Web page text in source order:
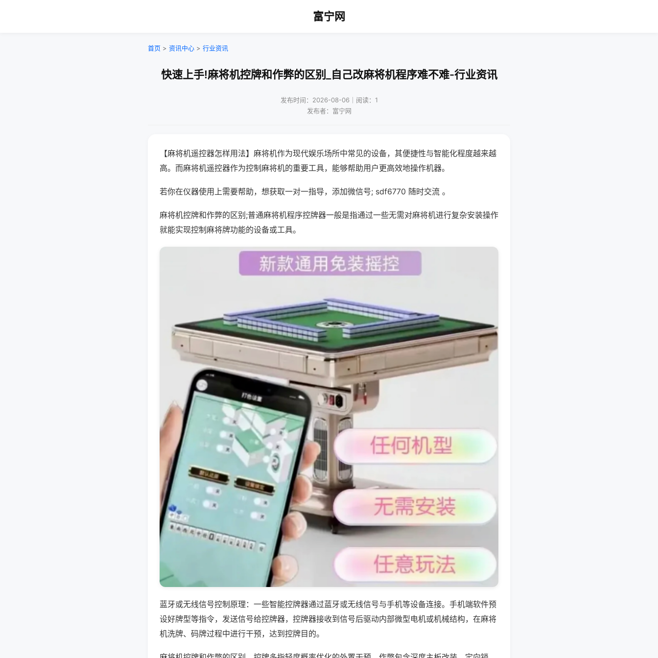
富宁网
首页 > 资讯中心 > 行业资讯
快速上手!麻将机控牌和作弊的区别_自己改麻将机程序难不难-行业资讯
发布时间：2026-08-06｜阅读：1
发布者：富宁网
【麻将机遥控器怎样用法】麻将机作为现代娱乐场所中常见的设备，其便捷性与智能化程度越来越
高。而麻将机遥控器作为控制麻将机的重要工具，能够帮助用户更高效地操作机器。
若你在仪器使用上需要帮助，想获取一对一指导，添加微信号; sdf6770 随时交流 。
麻将机控牌和作弊的区别;普通麻将机程序控牌器一般是指通过一些无需对麻将机进行复杂安装操作
就能实现控制麻将牌功能的设备或工具。
蓝牙或无线信号控制原理：一些智能控牌器通过蓝牙或无线信号与手机等设备连接。手机端软件预
设好牌型等指令，发送信号给控牌器，控牌器接收到信号后驱动内部微型电机或机械结构，在麻将
机洗牌、码牌过程中进行干预，达到控牌目的。